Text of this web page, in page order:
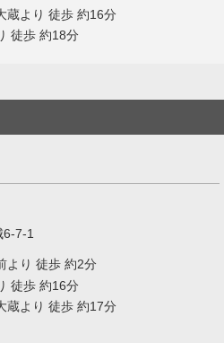
蔵より 徒歩 約16分
徒歩 約18分
7-1
より 徒歩 約2分
徒歩 約16分
蔵より 徒歩 約17分